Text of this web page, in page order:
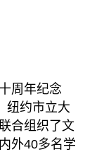
周年纪念
纽约市立大
合组织了文
外40多名学